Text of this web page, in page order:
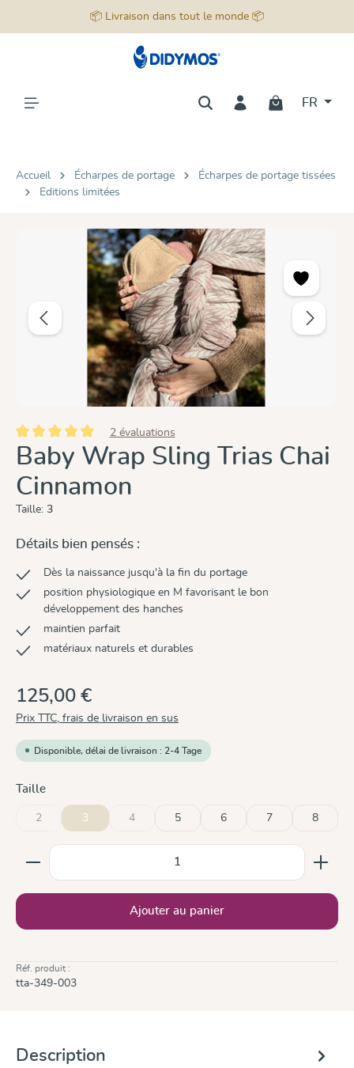
📦 Livraison dans tout le monde 📦
FR
Accueil Écharpes de portage
Écharpes de portage tissées
Editions limitées
Ignorer la galerie d'images
Note moyenne de 5 sur 5 étoiles
2 évaluations
Baby Wrap Sling Trias Chai
Cinnamon
Taille: 3
Détails bien pensés :
Dès la naissance jusqu'à la fin du portage
position physiologique en M favorisant le bon
développement des hanches
maintien parfait
matériaux naturels et durables
125,00 €
Prix TTC, frais de livraison en sus
Disponible, délai de livraison : 2-4 Tage
Sélectionnez
Taille
2
(Cette option n'est pas disponible pour le moment.)
3 4 5 6 7 8
Quantité de produit : Entrez la quantité souhaitée
Ajouter au panier
Réf. produit :
tta-349-003
Description